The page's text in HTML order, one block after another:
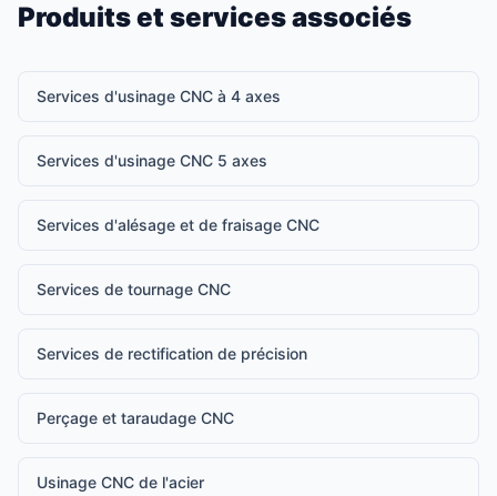
Produits et services associés
Services d'usinage CNC à 4 axes
Services d'usinage CNC 5 axes
Services d'alésage et de fraisage CNC
Services de tournage CNC
Services de rectification de précision
Perçage et taraudage CNC
Usinage CNC de l'acier